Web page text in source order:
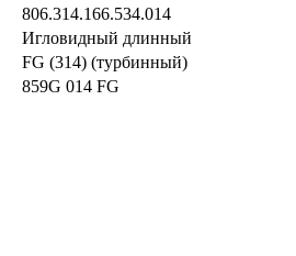
806.314.166.534.014
Игловидный длинный
FG (314) (турбинный)
859G 014 FG